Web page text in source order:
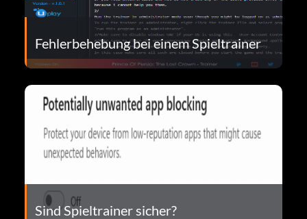
Fehlerbehebung bei einem Spieltrainer
Sind Spieltrainer sicher?